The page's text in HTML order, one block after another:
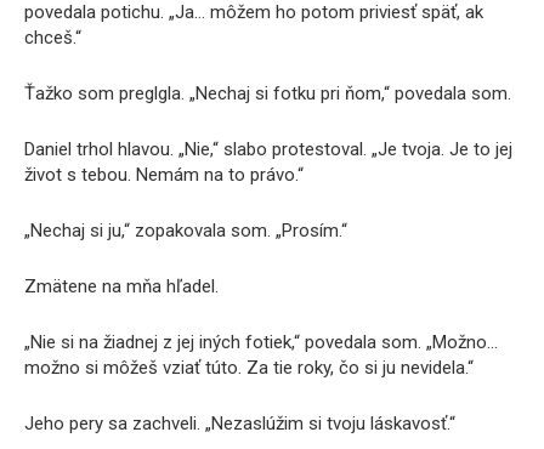
povedala potichu. „Ja… môžem ho potom priviesť späť, ak
chceš.“
Ťažko som preglgla. „Nechaj si fotku pri ňom,“ povedala som.
Daniel trhol hlavou. „Nie,“ slabo protestoval. „Je tvoja. Je to jej
život s tebou. Nemám na to právo.“
„Nechaj si ju,“ zopakovala som. „Prosím.“
Zmätene na mňa hľadel.
„Nie si na žiadnej z jej iných fotiek,“ povedala som. „Možno…
možno si môžeš vziať túto. Za tie roky, čo si ju nevidela.“
Jeho pery sa zachveli. „Nezaslúžim si tvoju láskavosť.“